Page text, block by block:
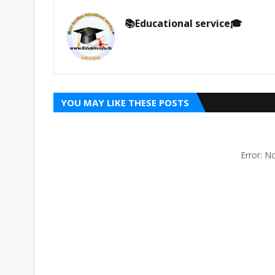
📚Educational service🎓
YOU MAY LIKE THESE POSTS
Error: